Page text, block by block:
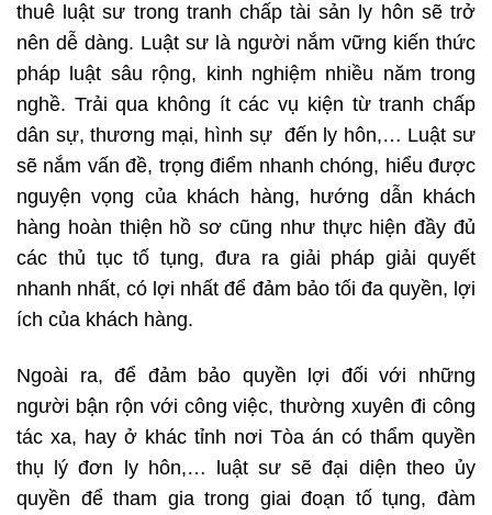
thuê luật sư trong tranh chấp tài sản ly hôn sẽ trở
nên dễ dàng. Luật sư là người nắm vững kiến thức
pháp luật sâu rộng, kinh nghiệm nhiều năm trong
nghề. Trải qua không ít các vụ kiện từ tranh chấp
dân sự, thương mại, hình sự đến ly hôn,… Luật sư
sẽ nắm vấn đề, trọng điểm nhanh chóng, hiểu được
nguyện vọng của khách hàng, hướng dẫn khách
hàng hoàn thiện hồ sơ cũng như thực hiện đầy đủ
các thủ tục tố tụng, đưa ra giải pháp giải quyết
nhanh nhất, có lợi nhất để đảm bảo tối đa quyền, lợi
ích của khách hàng.
Ngoài ra, để đảm bảo quyền lợi đối với những
người bận rộn với công việc, thường xuyên đi công
tác xa, hay ở khác tỉnh nơi Tòa án có thẩm quyền
thụ lý đơn ly hôn,… luật sư sẽ đại diện theo ủy
quyền để tham gia trong giai đoạn tố tụng, đàm